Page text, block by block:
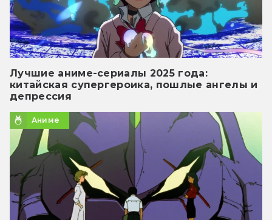
Лучшие аниме-сериалы 2025 года:
китайская супергероика, пошлые ангелы и
депрессия
Аниме